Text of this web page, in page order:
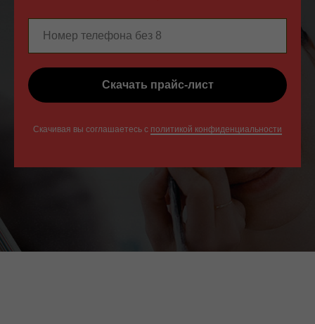
Скачать прайс-лист
Скачивая вы соглашаетесь с политикой конфиденциальности